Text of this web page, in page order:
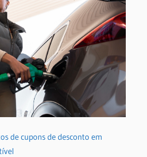
de cupons de desconto em